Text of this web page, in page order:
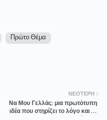
Πρώτο Θέμα
ΝΕΌΤΕΡΗ
Να Μου Γελλάς: μια πρωτότυπη
ιδέα που στηρίζει το λόγο και το